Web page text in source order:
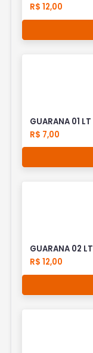
R$ 12,00
GUARANA 01 LT
R$ 7,00
GUARANA 02 LT
R$ 12,00